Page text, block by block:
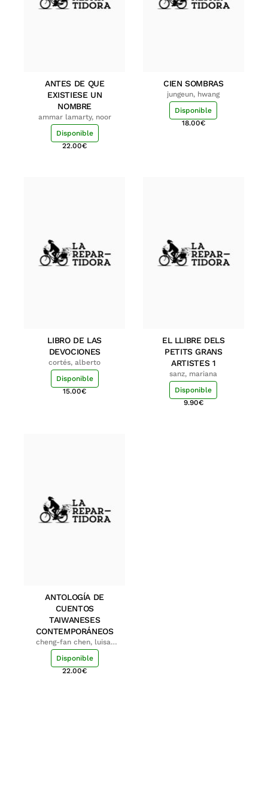
ANTES DE QUE
EXISTIESE UN
NOMBRE
ammar lamarty, noor
Disponible
22.00€
CIEN SOMBRAS
jungeun, hwang
Disponible
18.00€
LIBRO DE LAS
DEVOCIONES
cortés, alberto
Disponible
15.00€
EL LLIBRE DELS
PETITS GRANS
ARTISTES 1
sanz, mariana
Disponible
9.90€
ANTOLOGÍA DE
CUENTOS
TAIWANESES
CONTEMPORÁNEOS
cheng-fan chen, luisa;
shu-ying chang, luisa
Disponible
22.00€